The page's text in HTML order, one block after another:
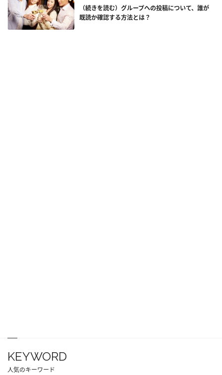
（続きを読む）グループへの投稿について、誰が
既読か確認する方法とは？
KEYWORD
人気のキーワード